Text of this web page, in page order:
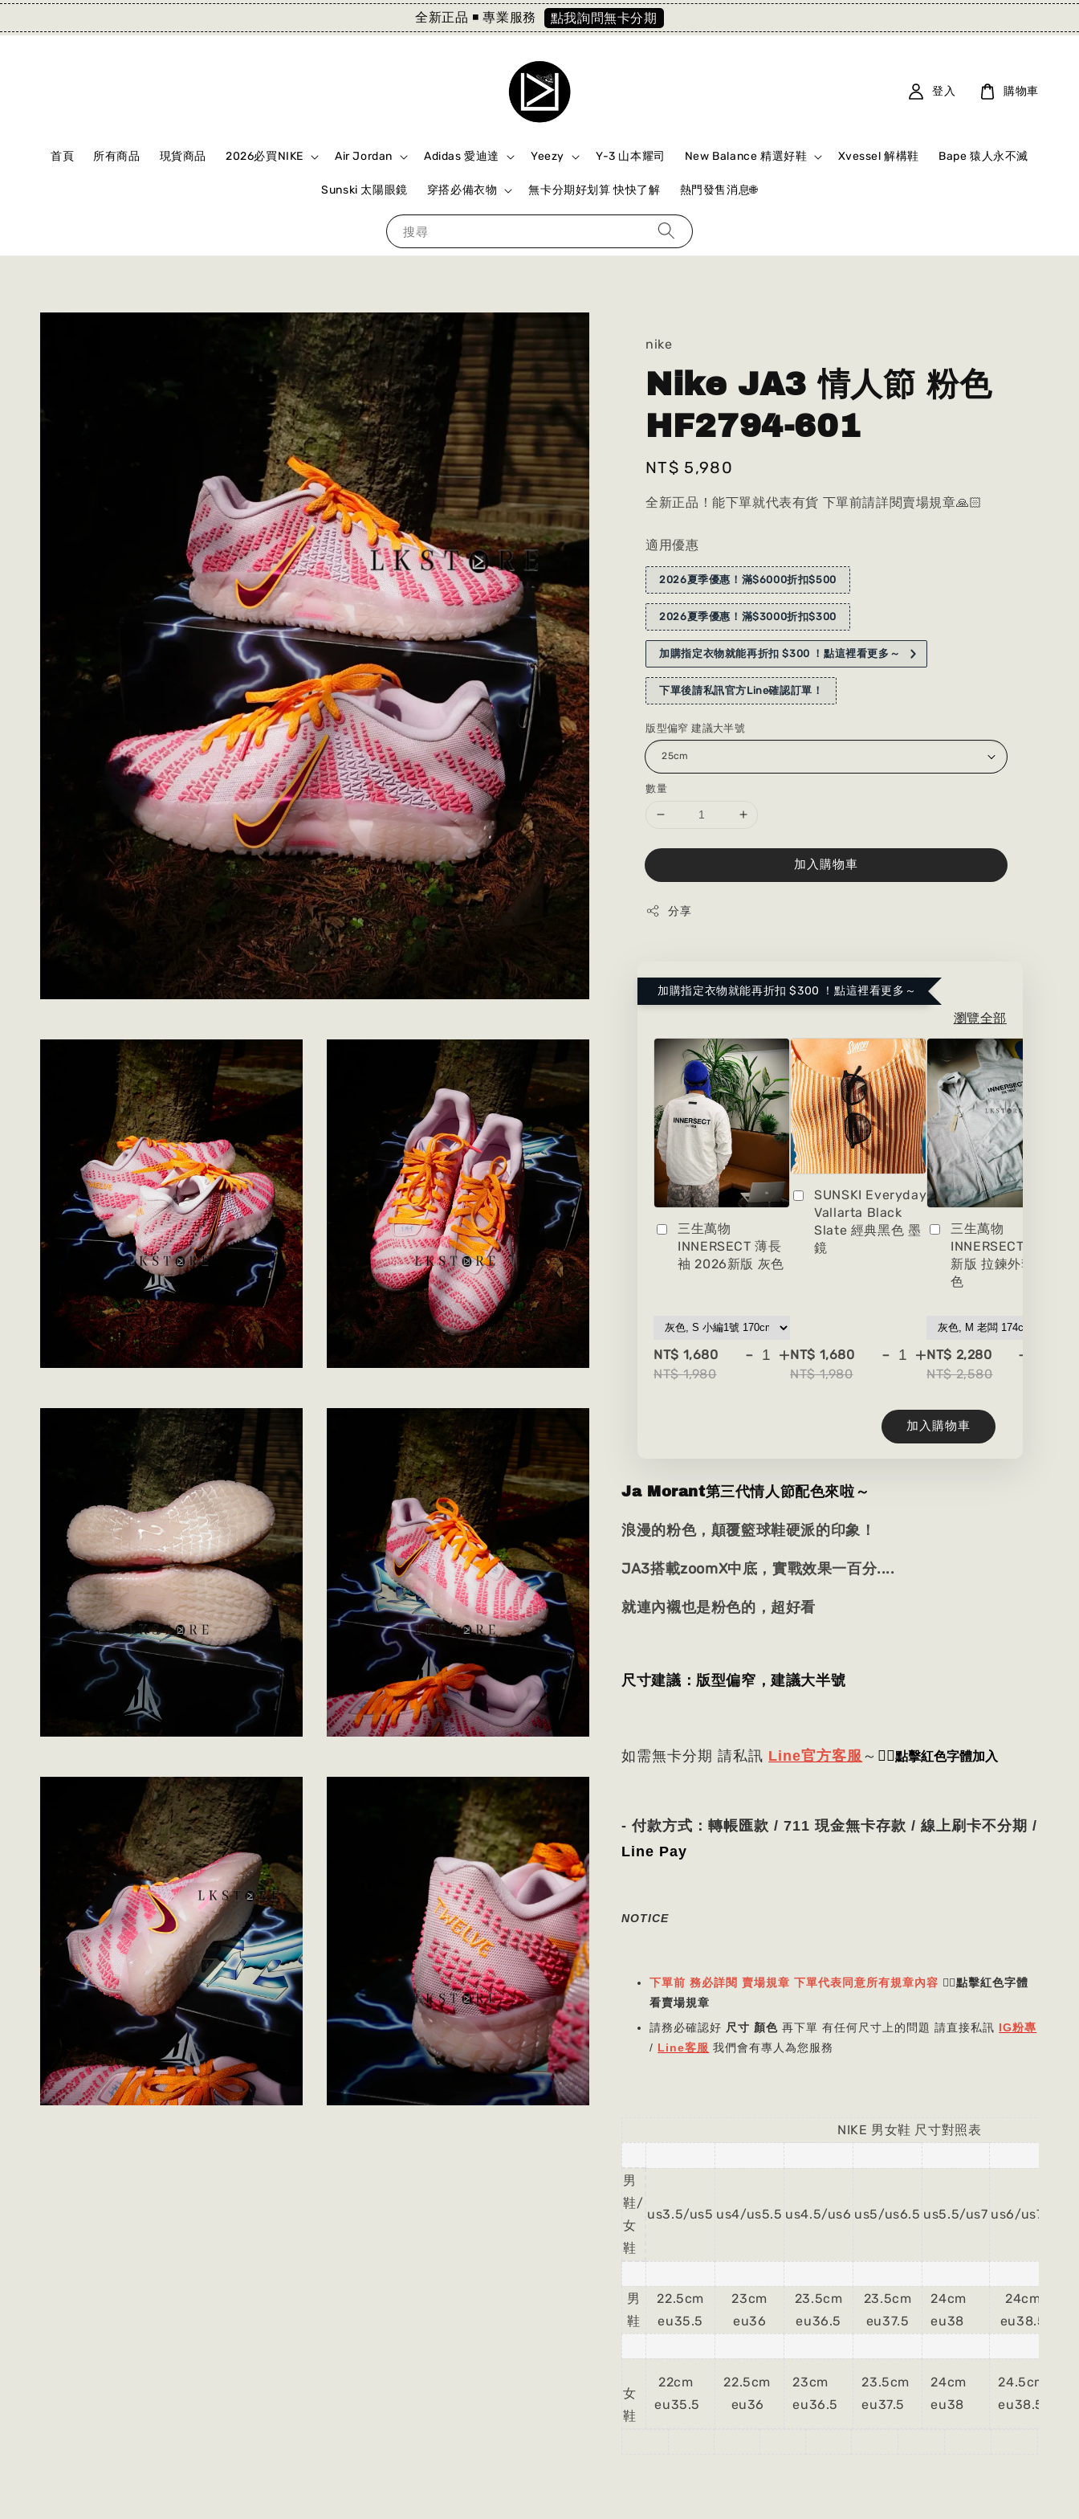
全新正品 ◾️ 專業服務 點我詢問無卡分期
搜尋
首頁 所有商品 現貨商品 2026必買NIKE Air Jordan Adidas 愛迪達 Yeezy Y-3 山本耀司 New Balance 精選好鞋 Xvessel 解構鞋 Bape 猿人永不滅
Sunski 太陽眼鏡 穿搭必備衣物 無卡分期好划算 快快了解 熱門發售消息🌐
登入 購物車
nike
Nike JA3 情人節 粉色
HF2794-601
Regular
price
NT$ 5,980
全新正品！能下單就代表有貨 下單前請詳閱賣場規章🙏🏻
適用優惠
2026夏季優惠！滿$6000折扣$500
2026夏季優惠！滿$3000折扣$300
加購指定衣物就能再折扣 $300 ！點這裡看更多～
下單後請私訊官方Line確認訂單！
版型偏窄 建議大半號
數量
加入購物車
分享
加購指定衣物就能再折扣 $300 ！點這裡看更多～
瀏覽全部
三生萬物
INNERSECT 薄長
袖 2026新版 灰色
NT$ 1,680
NT$ 1,980
- +
SUNSKI Everyday
Vallarta Black
Slate 經典黑色 墨
鏡
NT$ 1,680
NT$ 1,980
- +
三生萬物
INNERSECT 2026
新版 拉鍊外套 灰
色
NT$ 2,280
NT$ 2,580
-
加入購物車
Ja Morant第三代情人節配色來啦～
浪漫的粉色，顛覆籃球鞋硬派的印象！
JA3搭載zoomX中底，實戰效果一百分....
就連內襯也是粉色的，超好看
尺寸建議：版型偏窄，建議大半號
如需無卡分期 請私訊 Line官方客服 ～ 👈🏻點擊紅色字體加入
- 付款方式：轉帳匯款 / 711 現金無卡存款 / 線上刷卡不分期 /
Line Pay
NOTICE
下單前 務必詳閱 賣場規章 下單代表同意所有規章內容 👈🏻點擊紅色字體
看賣場規章
請務必確認好 尺寸 顏色 再下單 有任何尺寸上的問題 請直接私訊 IG粉專
/ Line客服 我們會有專人為您服務
NIKE 男女鞋 尺寸對照表
男
鞋/
女
鞋
us3.5/us5 us4/us5.5 us4.5/us6 us5/us6.5 us5.5/us7 us6/us7.5
男
鞋
22.5cm
eu35.5
23cm
eu36
23.5cm
eu36.5
23.5cm
eu37.5
24cm
eu38
24cm
eu38.5
女
鞋
22cm
eu35.5
22.5cm
eu36
23cm
eu36.5
23.5cm
eu37.5
24cm
eu38
24.5cm
eu38.5